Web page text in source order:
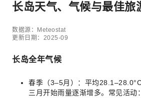
长岛天气、气候与最佳旅
数据源：Meteostat
更新日期：2025-09
长岛全年气候
春季（3–5月）：平均
三月开始雨量逐渐增多。常见活动